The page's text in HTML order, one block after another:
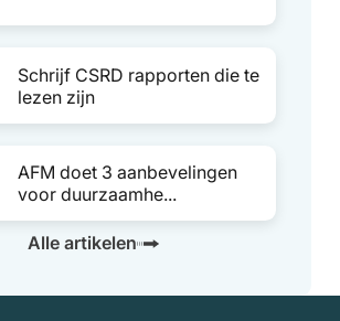
Schrijf CSRD rapporten die te
lezen zijn
AFM doet 3 aanbevelingen
voor duurzaamhe...
Alle artikelen